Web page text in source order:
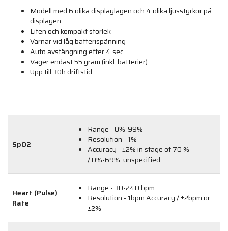
Modell med 6 olika displaylägen och 4 olika ljusstyrkor på
displayen
Liten och kompakt storlek
Varnar vid låg batterispänning
Auto avstängning efter 4 sec
Väger endast 55 gram (inkl. batterier)
Upp till 30h driftstid
SpO2
Range - 0%-99%
Resolution - 1%
Accuracy - ±2% in stage of 70 %
/ 0%-69%: unspecified
Heart (Pulse)
Rate
Range - 30-240 bpm
Resolution - 1bpm Accuracy / ±2bpm or
±2%